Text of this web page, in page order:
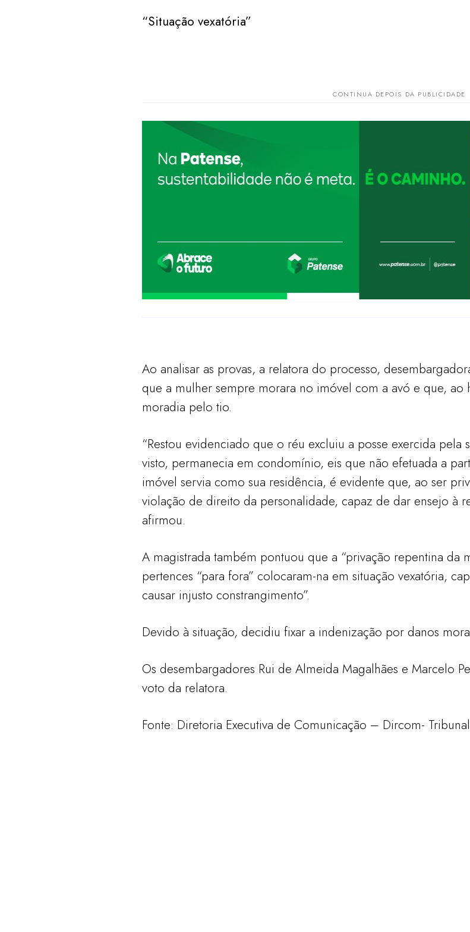
“Situação vexatória”
Ao analisar as provas, a relatora do processo,
que a mulher sempre morara no imóvel com a avó e que,
moradia pelo tio.
“Restou evidenciado que o réu excluiu a posse exercida
visto, permanecia em condomínio, eis que não efetuada a
imóvel servia como sua residência, é evidente que, ao ser
violação de direito da personalidade, capaz de dar ensejo à
afirmou.
A magistrada também pontuou que a “privação repentina da
pertences “para fora” colocaram-na em situação vexatória,
causar injusto constrangimento”.
Devido à situação, decidiu fixar a indenização por danos
Os desembargadores Rui de Almeida Magalhães e Marcelo
voto da relatora.
Fonte: Diretoria Executiva de Comunicação – Dircom-